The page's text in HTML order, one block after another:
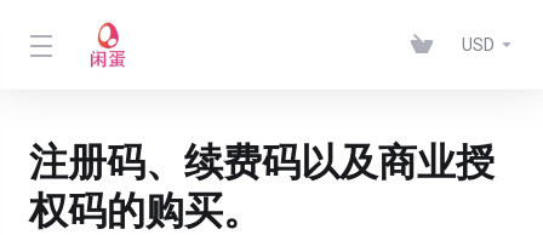
USD
注册码、续费码以及商业授
权码的购买。